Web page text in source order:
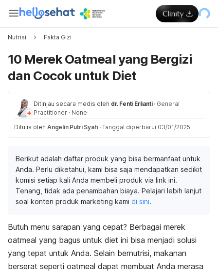
Nutrisi Fakta Gizi
10 Merek Oatmeal yang Bergizi
dan Cocok untuk Diet
Ditinjau secara medis oleh dr. Fenti Erlianti · General
Practitioner · None
Ditulis oleh Angelin Putri Syah · Tanggal diperbarui 03/01/2025
Berikut adalah daftar produk yang bisa bermanfaat untuk
Anda. Perlu diketahui, kami bisa saja mendapatkan sedikit
komisi setiap kali Anda membeli produk via link ini.
Tenang, tidak ada penambahan biaya. Pelajari lebih lanjut
soal konten produk marketing kami di sini.
Butuh menu sarapan yang cepat? Berbagai merek
oatmeal yang bagus untuk diet ini bisa menjadi solusi
yang tepat untuk Anda. Selain bernutrisi, makanan
berserat seperti oatmeal dapat membuat Anda merasa